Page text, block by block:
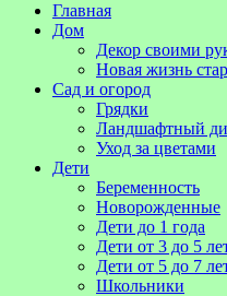
Главная
Дом
Декор своими
Новая жизнь
Сад и огород
Грядки
Ландшафтный
Уход за цветами
Дети
Беременность
Новорожденные
Дети до 1 года
Дети от 3 до 5
Дети от 5 до 7
Школьники